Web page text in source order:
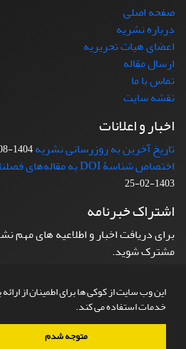
این وب سایت از کوکی ها برای اطمینان از
خدمات استفاده می کند.
متوجه شدم
صفحه اصلی
درباره نشریه
اعضای هیات تحریریه
ارسال مقاله
تماس با ما
نقشه سایت
اخبار و اعلانات
تاریخ آخرین به روزرسانی نشریه1404-08-25
اختصاص شناسۀ DOI به مقاله‌های فصلنامه جامعه، فرهنگ و رسانه
1403-02-25
اشتراک خبرنامه
برای دریافت اخبار و اطلاعیه های مهم
مشترک شوید.